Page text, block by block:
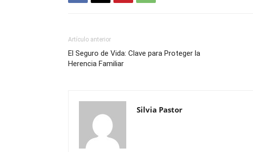
Artículo anterior
El Seguro de Vida: Clave para Proteger la
Herencia Familiar
Silvia Pastor